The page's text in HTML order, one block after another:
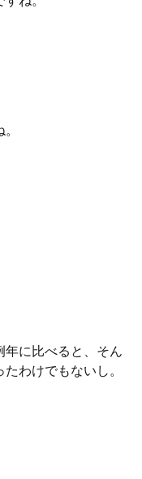
に比べると、そん
わけでもないし。